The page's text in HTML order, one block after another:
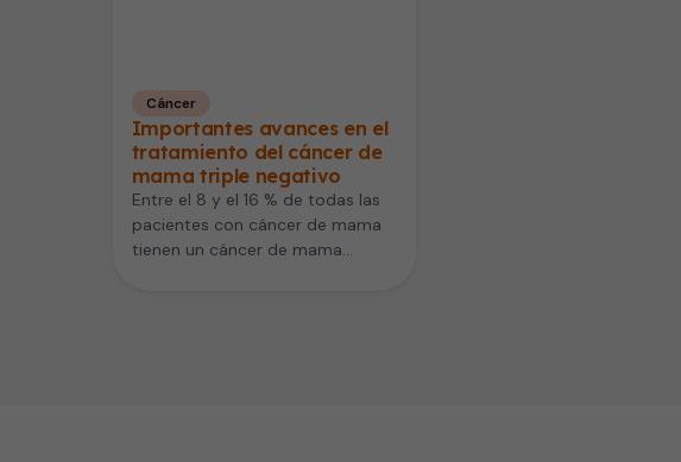
Cáncer
Importantes avances en el
tratamiento del cáncer de
mama triple negativo
Entre el 8 y el 16 % de todas las
pacientes con cáncer de mama
tienen un cáncer de mama…